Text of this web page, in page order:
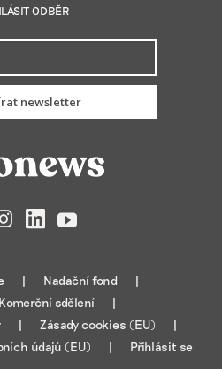
ODBĚR
newsletter
InstagramLinkedIn
YouTube
Nadační fond
Komerční sdělení
Zásady cookies (EU)
údajů (EU)
Přihlásit se